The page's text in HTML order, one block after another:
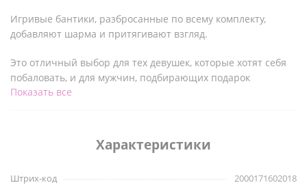
Игривые бантики, разбросанные по всему комплекту,
добавляют шарма и притягивают взгляд.
Это отличный выбор для тех девушек, которые хотят себя
побаловать, и для мужчин, подбирающих подарок
любимой.
Показать все
Характеристики
Штрих-код
2000171602018